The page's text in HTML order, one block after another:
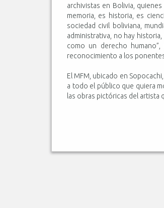
archivistas en Bolivia,
memoria, es historia, es
sociedad civil boliviana,
administrativa, no hay
como un derecho
reconocimiento a los
El MFM, ubicado en
a todo el público que quiera
las obras pictóricas del artista